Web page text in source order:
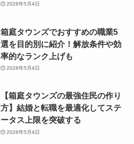
2026年5月4日
箱庭タウンズでおすすめの職業5
選を目的別に紹介！解放条件や効
率的なランク上げも
2026年5月4日
【箱庭タウンズの最強住民の作り
方】結婚と転職を最適化してステ
ータス上限を突破する
2026年5月4日